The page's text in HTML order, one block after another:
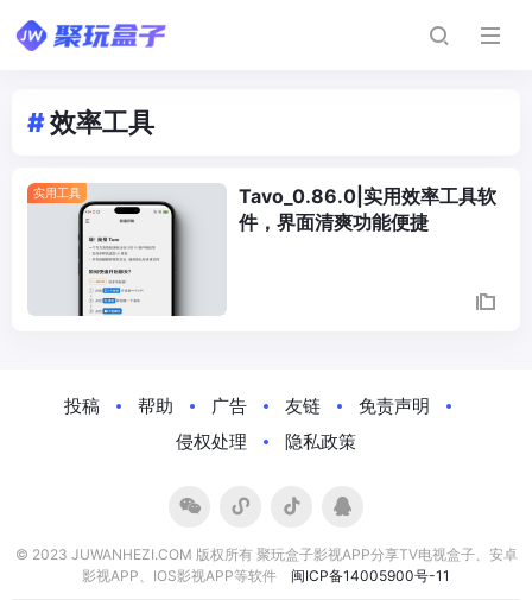
#效率工具
实用工具
Tavo_0.86.0|实用效率工具软
件，界面清爽功能便捷
Navigation
投稿 帮助 广告 友链
免责声明
侵权处理
隐私政策
© 2023 JUWANHEZI.COM 版权所有 聚玩盒子影视APP分享TV电视盒子、安卓
影视APP、IOS影视APP等软件 闽ICP备14005900号-11